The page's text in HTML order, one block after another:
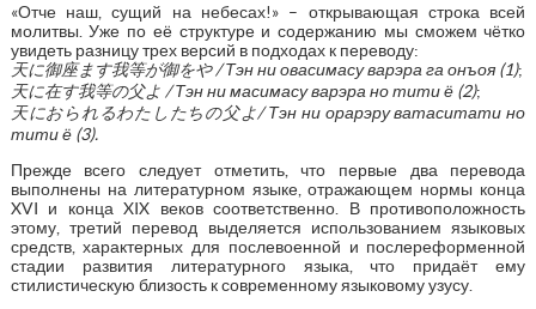
«Отче наш, сущий на небесах!» – открывающая строка всей
молитвы. Уже по её структуре и содержанию мы сможем чётко
увидеть разницу трех версий в подходах к переводу:
天に御座ます我等が御をや/ Тэн ни овасимасу варэра га онъоя (1);
天に在す我等の父よ / Тэн ни масимасу варэра но тити ё (2);
天におられるわたしたちの父よ/ Тэн ни орарэру ватаситати но
тити ё (3).
Прежде всего следует отметить, что первые два перевода
выполнены на литературном языке, отражающем нормы конца
XVI и конца XIX веков соответственно. В противоположность
этому, третий перевод выделяется использованием языковых
средств, характерных для послевоенной и послереформенной
стадии развития литературного языка, что придаёт ему
стилистическую близость к современному языковому узусу.